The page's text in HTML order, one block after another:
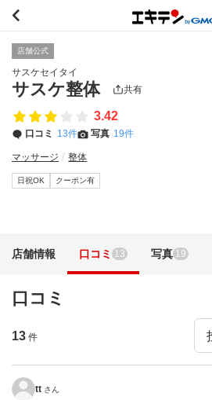
店舗公式
サスケセイタイ
サスケ整体 共有
3.42
口コミ 13件 写真 19件
マッサージ 整体
日祝OK クーポン有
店舗情報 口コミ 13 写真 19
口コミ
13 件
tt さん